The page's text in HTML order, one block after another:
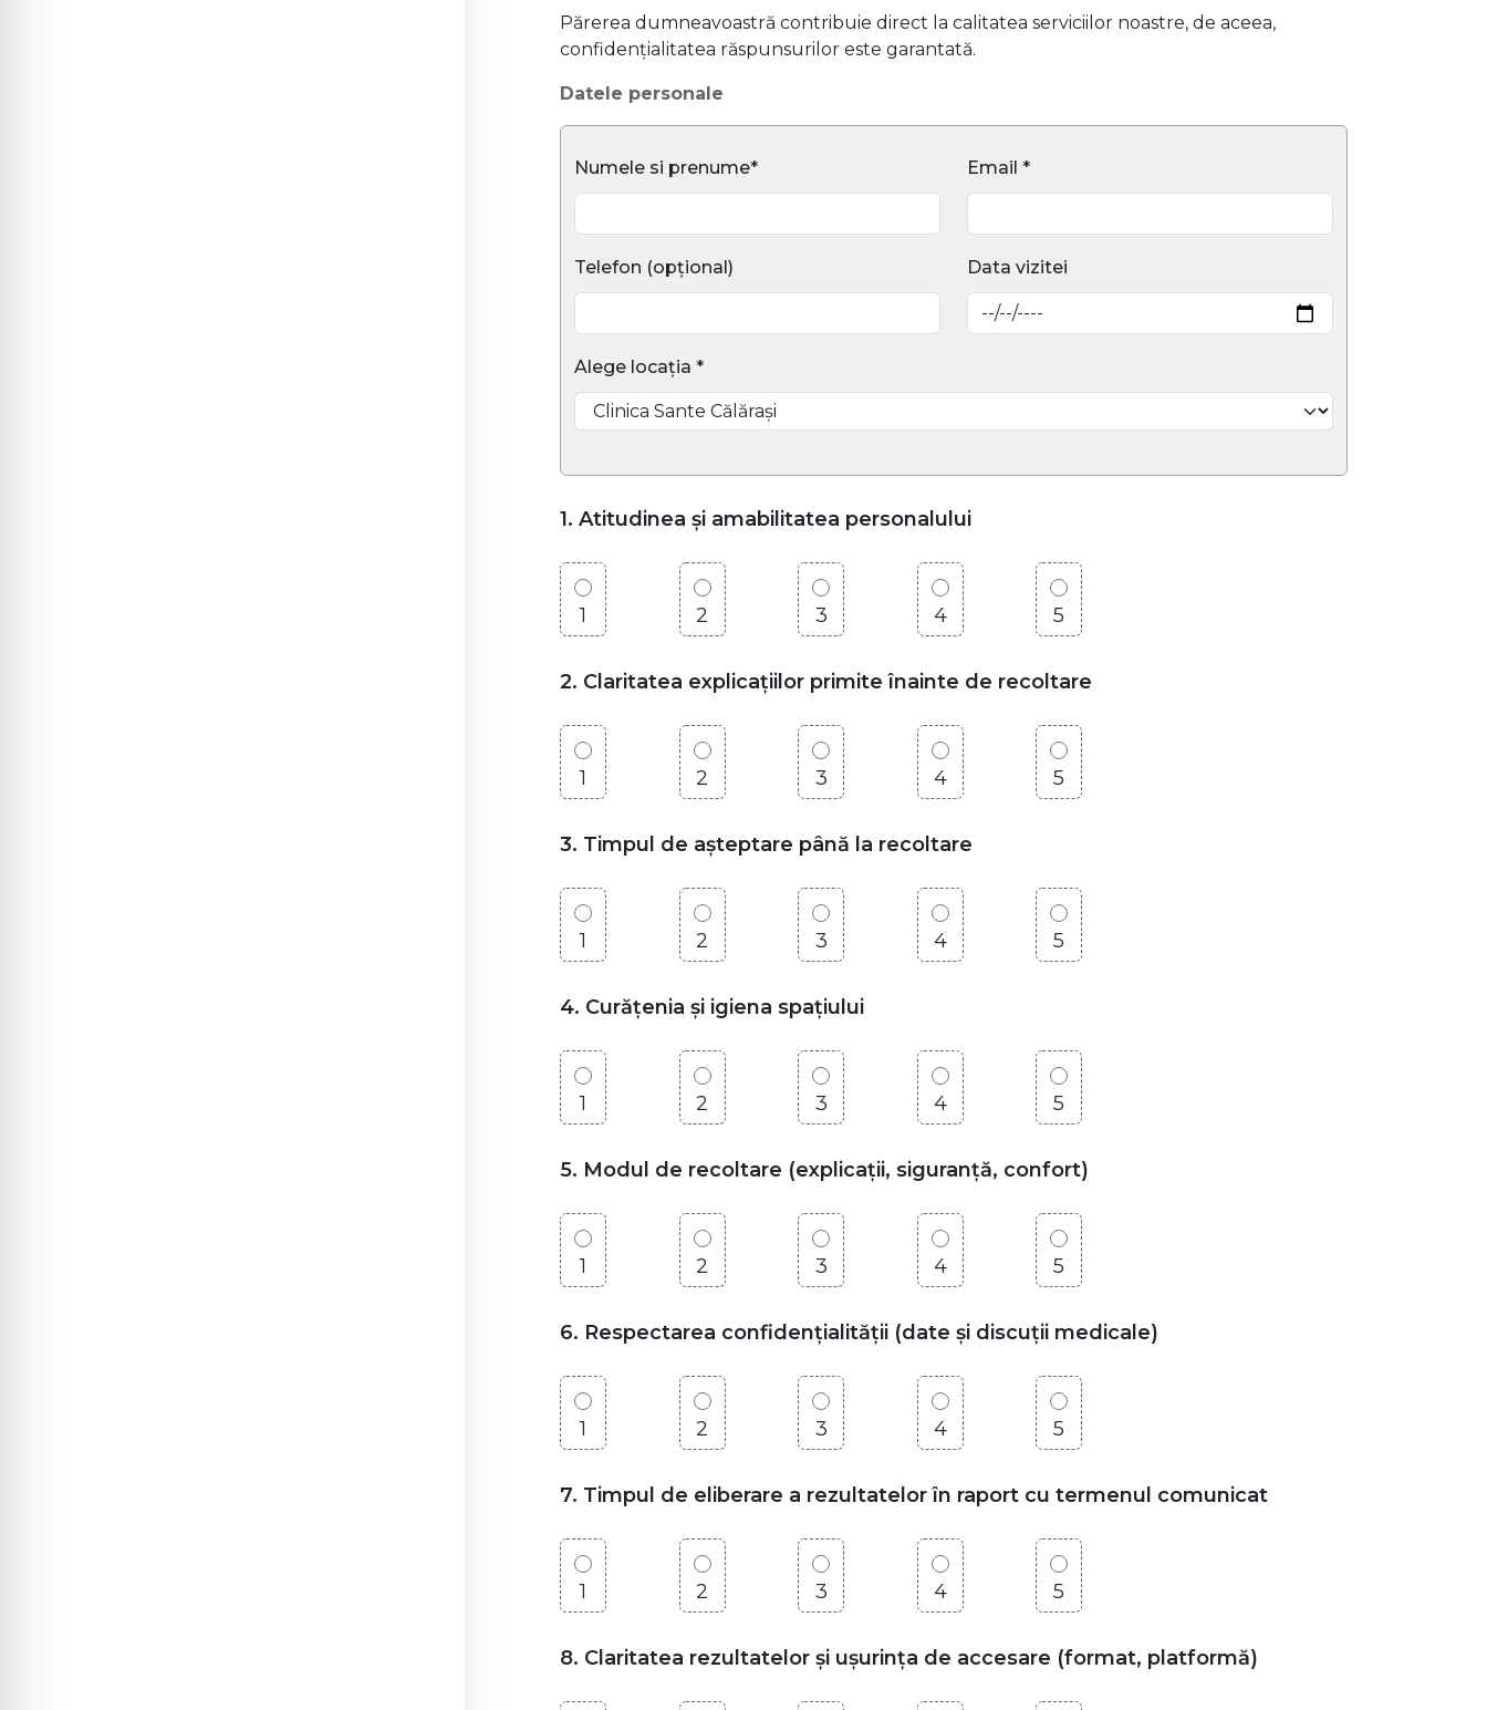
Părerea dumneavoastră contribuie direct la calitatea serviciilor noastre, de aceea,
confidențialitatea răspunsurilor este garantată.
Datele personale
Numele si prenume* Email *
Telefon (opțional) Data vizitei
Alege locația *
1. Atitudinea și amabilitatea personalului
1 2 3 4 5
2. Claritatea explicațiilor primite înainte de recoltare
1 2 3 4 5
3. Timpul de așteptare până la recoltare
1 2 3 4 5
4. Curățenia și igiena spațiului
1 2 3 4 5
5. Modul de recoltare (explicații, siguranță, confort)
1 2 3 4 5
6. Respectarea confidențialității (date și discuții medicale)
1 2 3 4 5
7. Timpul de eliberare a rezultatelor în raport cu termenul comunicat
1 2 3 4 5
8. Claritatea rezultatelor și ușurința de accesare (format, platformă)